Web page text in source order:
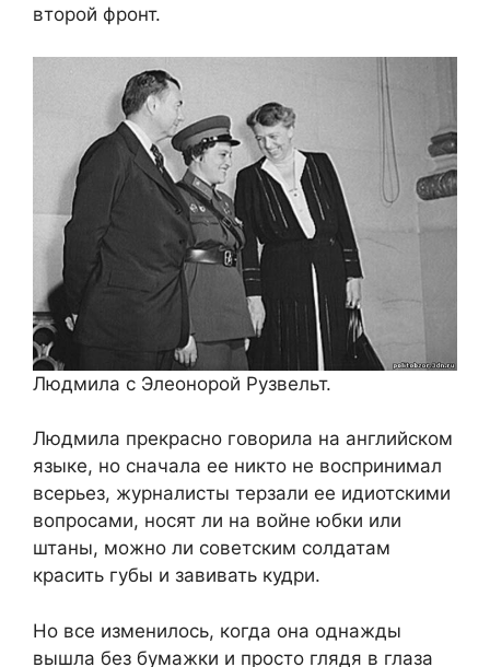
второй фронт.
Людмила с Элеонорой Рузвельт.
Людмила прекрасно говорила на английском
языке, но сначала ее никто не воспринимал
всерьез, журналисты терзали ее идиотскими
вопросами, носят ли на войне юбки или
штаны, можно ли советским солдатам
красить губы и завивать кудри.
Но все изменилось, когда она однажды
вышла без бумажки и просто глядя в глаза